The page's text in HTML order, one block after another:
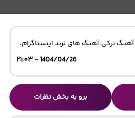
آهنگ ترکی،آهنگ های ترند اینستاگرام،
1404/04/26 - ۲۱:۰۳
برو به بخش نظرات